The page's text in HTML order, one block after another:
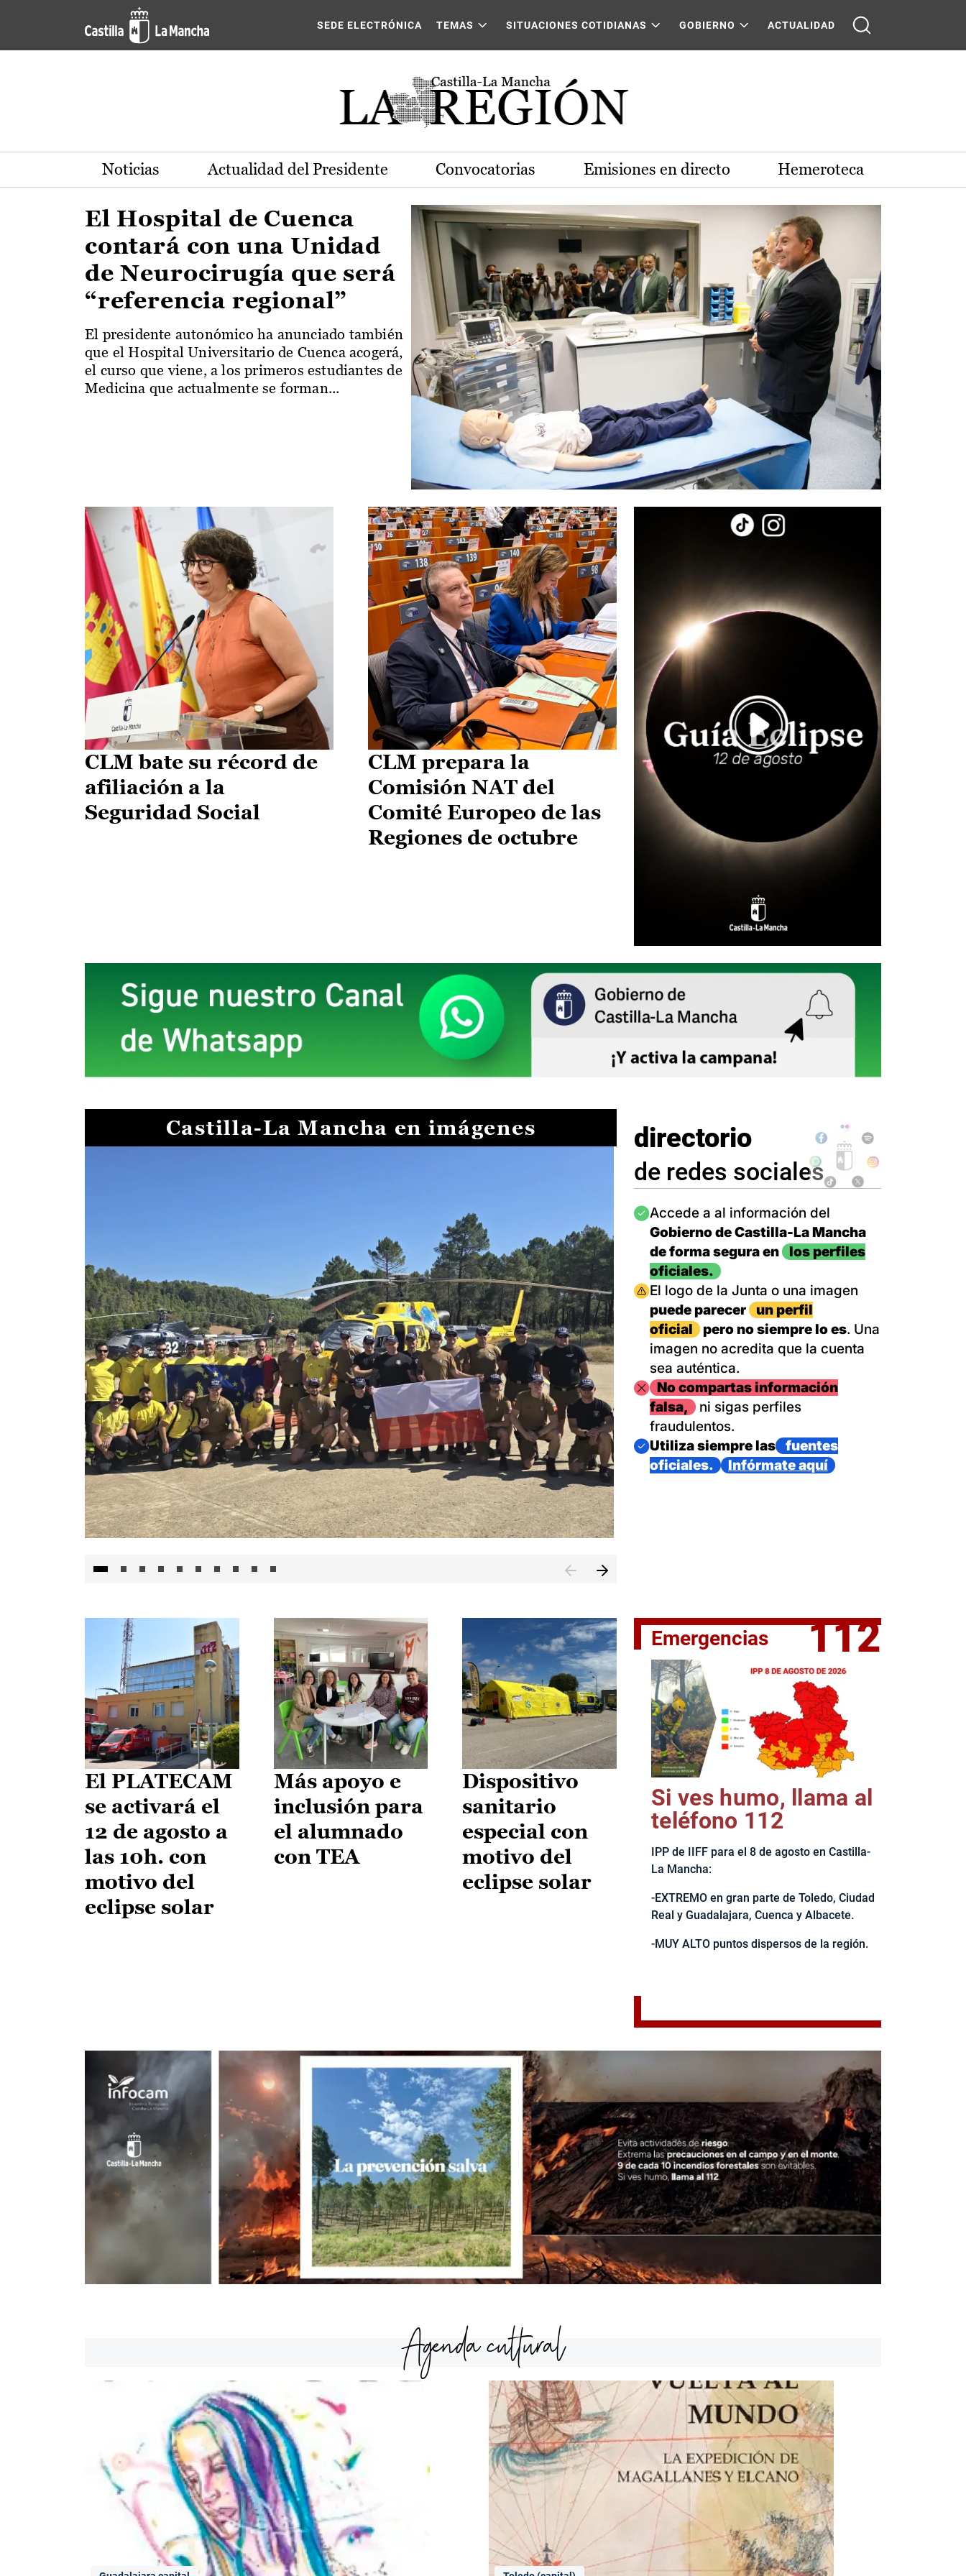
Pasar al contenido principal
Actualidad de la región de Castilla-La Mancha
SEDE ELECTRÓNICA TEMAS SITUACIONES COTIDIANAS GOBIERNO ACTUALIDAD
Noticias Actualidad del Presidente Convocatorias Emisiones en directo Hemeroteca
El Hospital de Cuenca
contará con una Unidad
de Neurocirugía que será
“referencia regional”
El presidente autonómico ha anunciado también
que el Hospital Universitario de Cuenca acogerá,
el curso que viene, a los primeros estudiantes de
Medicina que actualmente se forman...
CLM bate su récord de
afiliación a la
Seguridad Social
CLM prepara la
Comisión NAT del
Comité Europeo de las
Regiones de octubre
Castilla-La Mancha en imágenes
II Vuelta Ciclista CLM LEADER
directorio
de redes sociales
Imagen
Accede a al información del
Gobierno de Castilla-La Mancha
de forma segura en
los perfiles
oficiales.
Imagen
El logo de la Junta o una imagen
puede parecer
un perfil
oficial
pero no siempre lo es. Una
imagen no acredita que la cuenta
sea auténtica.
ImagenNo compartas información
falsa,
ni sigas perfiles
fraudulentos.
Imagen
Utiliza siempre las
fuentes
oficiales.
Infórmate aquí
El PLATECAM
se activará el
12 de agosto a
las 10h. con
motivo del
eclipse solar
Más apoyo e
inclusión para
el alumnado
con TEA
Dispositivo
sanitario
especial con
motivo del
eclipse solar
Emergencias 112
Si ves humo, llama al
teléfono 112
IPP de IIFF para el 8 de agosto en Castilla-
La Mancha:
-EXTREMO en gran parte de Toledo, Ciudad
Real y Guadalajara, Cuenca y Albacete.
-MUY ALTO puntos dispersos de la región.
Agenda cultural